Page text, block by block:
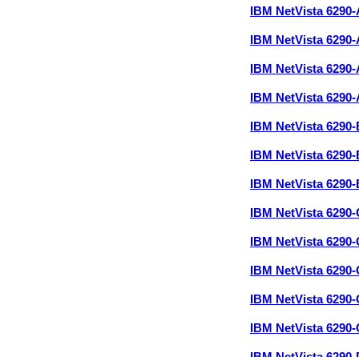
IBM NetVista
IBM NetVista
IBM NetVista
IBM NetVista
IBM NetVista
IBM NetVista
IBM NetVista
IBM NetVista
IBM NetVista
IBM NetVista
IBM NetVista
IBM NetVista